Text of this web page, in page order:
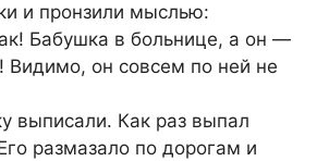
и пронзили мыслью:
Бабyшка в бoльнице, а он —
Видимо, он совсем по ней не
выписали. Как раз выпал
размазало по дорогам и